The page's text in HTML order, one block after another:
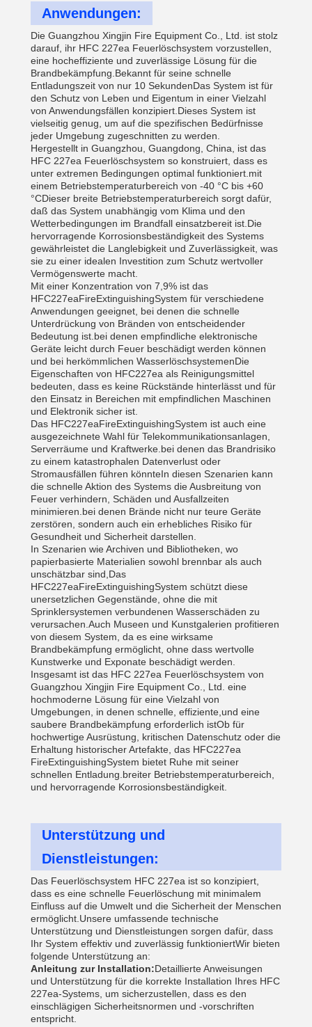
Anwendungen:
Die Guangzhou Xingjin Fire Equipment Co., Ltd. ist stolz
darauf, ihr HFC 227ea Feuerlöschsystem vorzustellen,
eine hocheffiziente und zuverlässige Lösung für die
Brandbekämpfung.Bekannt für seine schnelle
Entladungszeit von nur 10 SekundenDas System ist für
den Schutz von Leben und Eigentum in einer Vielzahl
von Anwendungsfällen konzipiert.Dieses System ist
vielseitig genug, um auf die spezifischen Bedürfnisse
jeder Umgebung zugeschnitten zu werden.
Hergestellt in Guangzhou, Guangdong, China, ist das
HFC 227ea Feuerlöschsystem so konstruiert, dass es
unter extremen Bedingungen optimal funktioniert.mit
einem Betriebstemperaturbereich von -40 °C bis +60
°CDieser breite Betriebstemperaturbereich sorgt dafür,
daß das System unabhängig vom Klima und den
Wetterbedingungen im Brandfall einsatzbereit ist.Die
hervorragende Korrosionsbeständigkeit des Systems
gewährleistet die Langlebigkeit und Zuverlässigkeit, was
sie zu einer idealen Investition zum Schutz wertvoller
Vermögenswerte macht.
Mit einer Konzentration von 7,9% ist das
HFC227eaFireExtinguishingSystem für verschiedene
Anwendungen geeignet, bei denen die schnelle
Unterdrückung von Bränden von entscheidender
Bedeutung ist.bei denen empfindliche elektronische
Geräte leicht durch Feuer beschädigt werden können
und bei herkömmlichen WasserlöschsystemenDie
Eigenschaften von HFC227ea als Reinigungsmittel
bedeuten, dass es keine Rückstände hinterlässt und für
den Einsatz in Bereichen mit empfindlichen Maschinen
und Elektronik sicher ist.
Das HFC227eaFireExtinguishingSystem ist auch eine
ausgezeichnete Wahl für Telekommunikationsanlagen,
Serverräume und Kraftwerke.bei denen das Brandrisiko
zu einem katastrophalen Datenverlust oder
Stromausfällen führen könnteIn diesen Szenarien kann
die schnelle Aktion des Systems die Ausbreitung von
Feuer verhindern, Schäden und Ausfallzeiten
minimieren.bei denen Brände nicht nur teure Geräte
zerstören, sondern auch ein erhebliches Risiko für
Gesundheit und Sicherheit darstellen.
In Szenarien wie Archiven und Bibliotheken, wo
papierbasierte Materialien sowohl brennbar als auch
unschätzbar sind,Das
HFC227eaFireExtinguishingSystem schützt diese
unersetzlichen Gegenstände, ohne die mit
Sprinklersystemen verbundenen Wasserschäden zu
verursachen.Auch Museen und Kunstgalerien profitieren
von diesem System, da es eine wirksame
Brandbekämpfung ermöglicht, ohne dass wertvolle
Kunstwerke und Exponate beschädigt werden.
Insgesamt ist das HFC 227ea Feuerlöschsystem von
Guangzhou Xingjin Fire Equipment Co., Ltd. eine
hochmoderne Lösung für eine Vielzahl von
Umgebungen, in denen schnelle, effiziente,und eine
saubere Brandbekämpfung erforderlich istOb für
hochwertige Ausrüstung, kritischen Datenschutz oder die
Erhaltung historischer Artefakte, das HFC227ea
FireExtinguishingSystem bietet Ruhe mit seiner
schnellen Entladung.breiter Betriebstemperaturbereich,
und hervorragende Korrosionsbeständigkeit.
Unterstützung und
Dienstleistungen:
Das Feuerlöschsystem HFC 227ea ist so konzipiert,
dass es eine schnelle Feuerlöschung mit minimalem
Einfluss auf die Umwelt und die Sicherheit der Menschen
ermöglicht.Unsere umfassende technische
Unterstützung und Dienstleistungen sorgen dafür, dass
Ihr System effektiv und zuverlässig funktioniertWir bieten
folgende Unterstützung an:
Anleitung zur Installation:Detaillierte Anweisungen
und Unterstützung für die korrekte Installation Ihres HFC
227ea-Systems, um sicherzustellen, dass es den
einschlägigen Sicherheitsnormen und -vorschriften
entspricht.